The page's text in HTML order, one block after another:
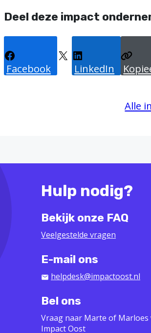
Deel deze impact
Facebook LinkedIn
Alle
Hulp nodig?
Bekijk onze FAQ
Veelgestelde vragen
E-mail ons
helpdesk@impactoost.nl
Bel ons
Vraag naar Marte of Marloes
Impact Oost